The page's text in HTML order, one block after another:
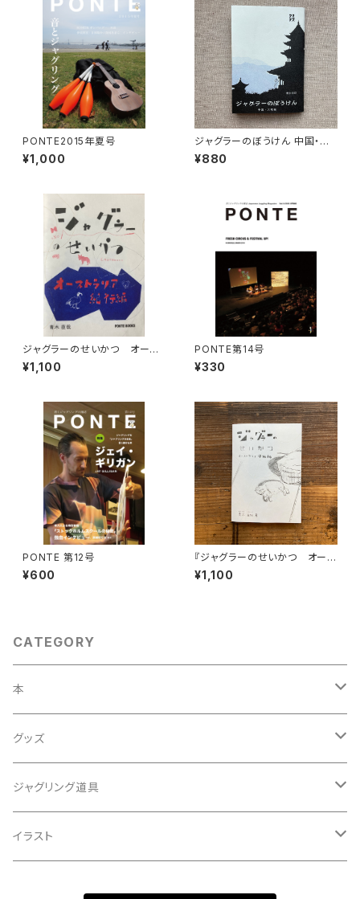
PONTE2015年夏号
¥1,000
ジャグラーのぼうけん 中国・大
理編
¥880
ジャグラーのせいかつ オース
トラリア紀行編
¥1,100
PONTE第14号
¥330
PONTE 第12号
¥600
『ジャグラーのせいかつ オース
トラリア準備編』（PONTE BOO
KS）
¥1,100
CATEGORY
本
雑誌
単行本
グッズ
Tシャツ
バッジ
ジャグリング道具
専用ポーチ
イラスト